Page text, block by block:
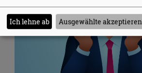
Ich lehne ab Ausgewählte akzeptieren